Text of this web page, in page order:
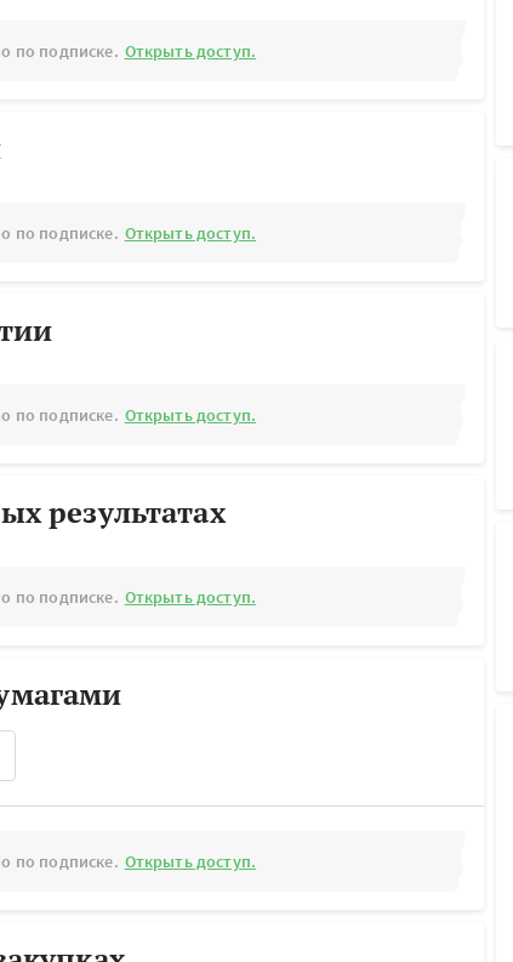
по подписке. Открыть доступ.
по подписке. Открыть доступ.
по подписке. Открыть доступ.
результатах
по подписке. Открыть доступ.
по подписке. Открыть доступ.